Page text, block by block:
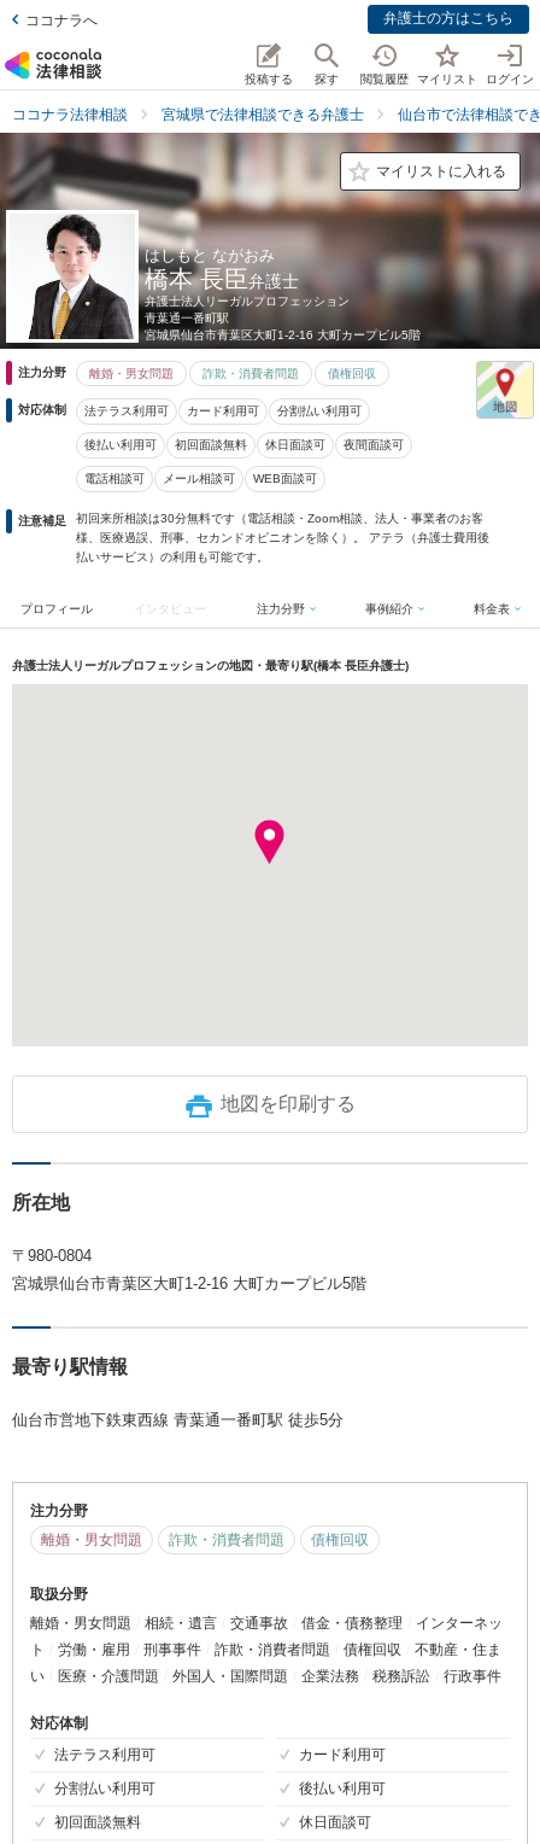
ココナラへ 弁護士の方はこちら
投稿する 探す 閲覧履歴 マイリスト ログイン
ココナラ法律相談 宮城県で法律相談できる弁護士 仙台市で法律相談で
マイリストに入れる
はしもと ながおみ
橋本 長臣弁護士
弁護士法人リーガルプロフェッション
青葉通一番町駅
宮城県仙台市青葉区大町1-2-16 大町カープビル5階
注力分野 離婚・男女問題 詐欺・消費者問題 債権回収
対応体制 法テラス利用可 カード利用可 分割払い利用可
後払い利用可 初回面談無料 休日面談可 夜間面談可
電話相談可 メール相談可 WEB面談可
注意補足
初回来所相談は30分無料です（電話相談・Zoom相談、法人・事業者のお客
様、医療過誤、刑事、セカンドオピニオンを除く）。 アテラ（弁護士費用後
払いサービス）の利用も可能です。
プロフィール インタビュー 注力分野 事例紹介 料金表
弁護士法人リーガルプロフェッションの地図・最寄り駅(橋本 長臣弁護士)
地図を印刷する
所在地
〒980-0804
宮城県仙台市青葉区大町1-2-16 大町カープビル5階
最寄り駅情報
仙台市営地下鉄東西線 青葉通一番町駅 徒歩5分
注力分野
離婚・男女問題
詐欺・消費者問題 債権回収
取扱分野
離婚・男女問題
相続・遺言 交通事故 借金・債務整理
インターネッ
ト
労働・雇用 刑事事件 詐欺・消費者問題 債権回収
不動産・住ま
い
医療・介護問題 外国人・国際問題 企業法務 税務訴訟 行政事件
対応体制
法テラス利用可
カード利用可
分割払い利用可
後払い利用可
初回面談無料
休日面談可